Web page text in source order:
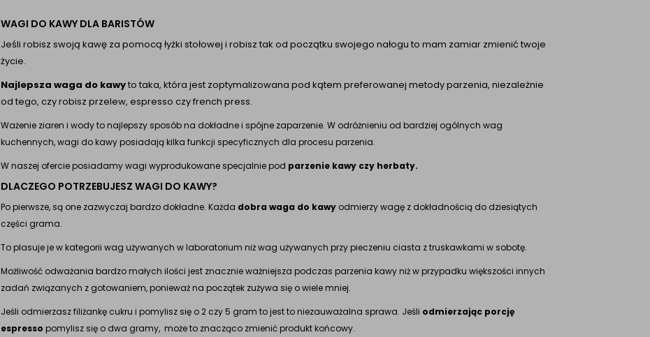
WAGI DO KAWY DLA BARISTÓW
Jeśli robisz swoją kawę za pomocą łyżki stołowej i robisz tak od początku swojego nałogu to mam zamiar zmienić twoje
życie.
Najlepsza waga do kawyto taka, która jest zoptymalizowana pod kątem preferowanej metody parzenia, niezależnie
od tego, czy robisz przelew, espresso czy french press.
Ważenie ziaren i wody to najlepszy sposób na dokładne i spójne zaparzenie. W odróżnieniu od bardziej ogólnych wag
kuchennych, wagi do kawy posiadają kilka funkcji specyficznych dla procesu parzenia.
W naszej ofercie posiadamy wagi wyprodukowane specjalnie pod parzenie kawy czy herbaty.
DLACZEGO POTRZEBUJESZ WAGI DO KAWY?
Po pierwsze, są one zazwyczaj bardzo dokładne. Każda dobra waga do kawy odmierzy wagę z dokładnością do dziesiątych
części grama.
To plasuje je w kategorii wag używanych w laboratorium niż wag używanych przy pieczeniu ciasta z truskawkami w sobotę.
Możliwość odważania bardzo małych ilości jest znacznie ważniejsza podczas parzenia kawy niż w przypadku większości innych
zadań związanych z gotowaniem, ponieważ na początek zużywa się o wiele mniej.
Jeśli odmierzasz filiżankę cukru i pomylisz się o 2 czy 5 gram to jest to niezauważalna sprawa. Jeśli odmierzając porcję
espresso pomylisz się o dwa gramy, może to znacząco zmienić produkt końcowy.